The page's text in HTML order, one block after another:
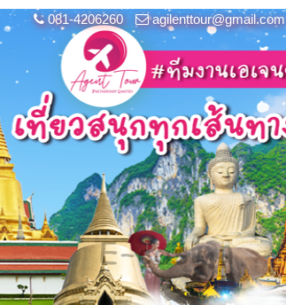
081-4206260 agilenttour@gmail.com